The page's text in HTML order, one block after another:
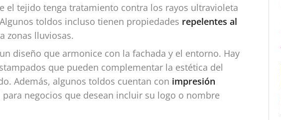
el tejido tenga tratamiento contra los rayos ultravioleta
toldos incluso tienen propiedades repelentes al
zonas lluviosas.
diseño que armonice con la fachada y el entorno. Hay
que pueden complementar la estética del
Además, algunos toldos cuentan con impresión
negocios que desean incluir su logo o nombre